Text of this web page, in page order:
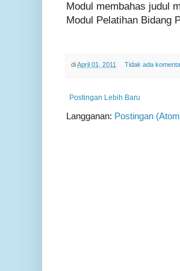
Modul membahas judul
Modul Pelatihan Bidang
diApril 01, 2011 Tidak ada
Postingan Lebih Baru
Langganan: Postingan